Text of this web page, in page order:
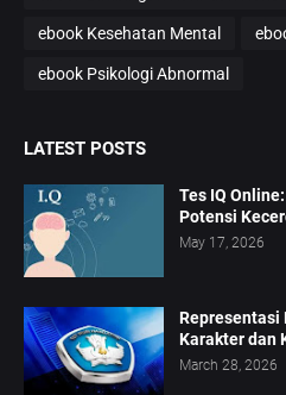
ebook Kesehatan Mental
ebook Psikologi Abnormal
LATEST POSTS
Tes IQ
Potensi
May 17, 2026
Representasi
Karakter dan
March 28, 2026